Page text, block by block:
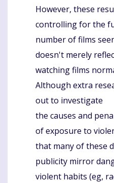
However, these
controlling for the
number of films
doesn't merely
watching films
Although extra
out to investigate
the causes and
of exposure to
that many of these
publicity mirror
violent habits (eg,